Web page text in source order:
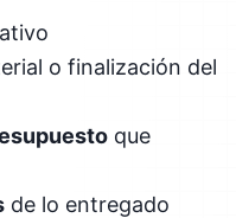
o finalización del
que
de lo entregado